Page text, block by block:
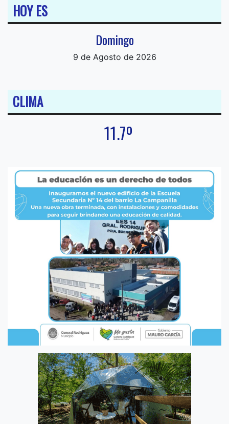
HOY ES
Domingo
9 de Agosto de 2026
CLIMA
11.7º